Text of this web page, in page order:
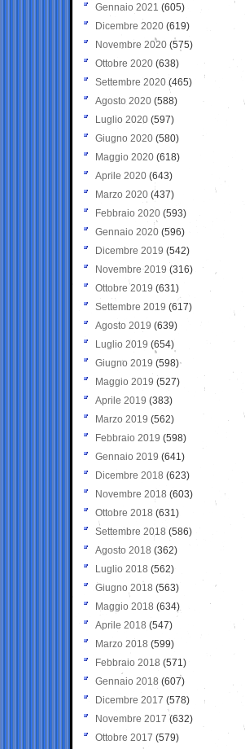
Gennaio 2021 (605)
Dicembre 2020 (619)
Novembre 2020 (575)
Ottobre 2020 (638)
Settembre 2020(465)
Agosto 2020 (588)
Luglio 2020 (597)
Giugno 2020 (580)
Maggio 2020 (618)
Aprile 2020 (643)
Marzo 2020 (437)
Febbraio 2020 (593)
Gennaio 2020 (596)
Dicembre 2019 (542)
Novembre 2019 (316)
Ottobre 2019 (631)
Settembre 2019 (617)
Agosto 2019 (639)
Luglio 2019 (654)
Giugno 2019 (598)
Maggio 2019 (527)
Aprile 2019 (383)
Marzo 2019 (562)
Febbraio 2019 (598)
Gennaio 2019 (641)
Dicembre 2018 (623)
Novembre 2018 (603)
Ottobre 2018 (631)
Settembre 2018 (586)
Agosto 2018 (362)
Luglio 2018 (562)
Giugno 2018 (563)
Maggio 2018 (634)
Aprile 2018 (547)
Marzo 2018 (599)
Febbraio 2018 (571)
Gennaio 2018 (607)
Dicembre 2017 (578)
Novembre 2017 (632)
Ottobre 2017 (579)